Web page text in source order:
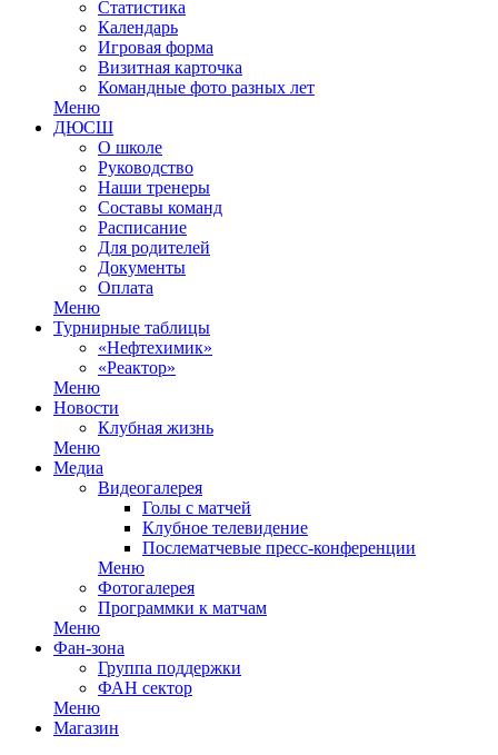
Статистика
Календарь
Игровая форма
Визитная карточка
Командные фото разных лет
Меню
ДЮСШ
О школе
Руководство
Наши тренеры
Составы команд
Расписание
Для родителей
Документы
Оплата
Меню
Турнирные таблицы
«Нефтехимик»
«Реактор»
Меню
Новости
Клубная жизнь
Меню
Медиа
Видеогалерея
Голы с матчей
Клубное телевидение
Послематчевые пресс-конференции
Меню
Фотогалерея
Программки к матчам
Меню
Фан-зона
Группа поддержки
ФАН сектор
Меню
Магазин